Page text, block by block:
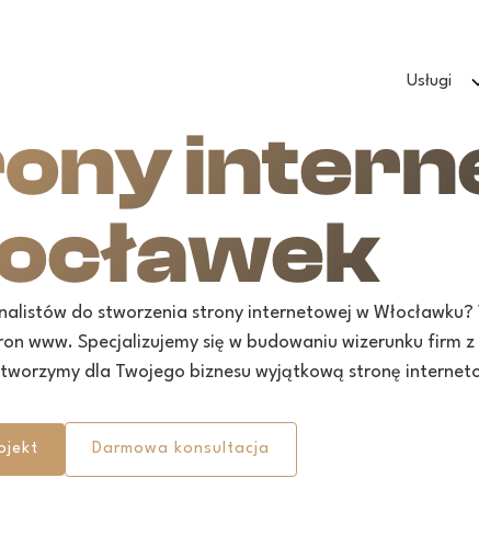
Usługi
do stworzenia strony internetowej w
www. Specjalizujemy się w budowaniu wizerunku firm
dla Twojego biznesu wyjątkową stronę
Darmowa konsultacja